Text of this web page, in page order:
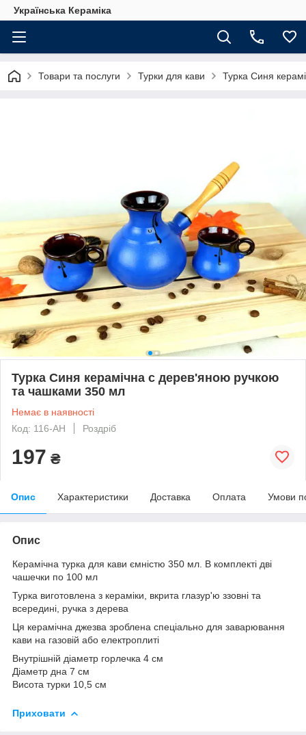
Українська Кераміка
Товари та послуги Турки для кави Турка Синя
Турка Синя керамічна с дерев'яною ручкою
та чашками 350 мл
Немає в наявності
Код: 116-АН
Роздріб
197 ₴
Опис Характеристики Доставка Оплата Умови
Опис
Керамічна турка для кави ємністю 350 мл. В комплекті дві
чашечки по 100 мл
Турка виготовлена з кераміки, вкрита глазур'ю ззовні та
всередині, ручка з дерева
Ця керамічна джезва зроблена спеціально для заварювання
кави на газовій або електроплиті
Внутрішній діаметр горлечка 4 см
Діаметр дна 7 см
Висота турки 10,5 см
Приховати